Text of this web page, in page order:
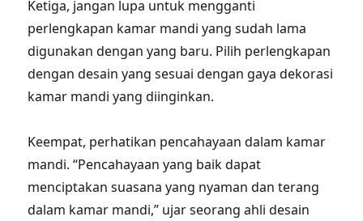
Ketiga, jangan lupa untuk mengganti
perlengkapan kamar mandi yang sudah lama
digunakan dengan yang baru. Pilih perlengkapan
dengan desain yang sesuai dengan gaya dekorasi
kamar mandi yang diinginkan.
Keempat, perhatikan pencahayaan dalam kamar
mandi. “Pencahayaan yang baik dapat
menciptakan suasana yang nyaman dan terang
dalam kamar mandi,” ujar seorang ahli desain